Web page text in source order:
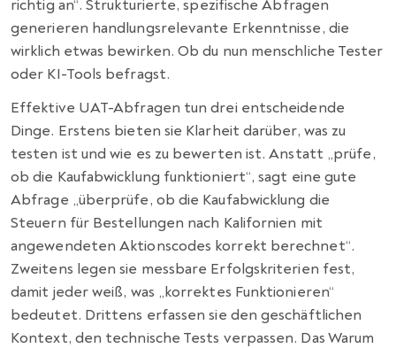
richtig an“. Strukturierte, spezifische Abfragen
generieren handlungsrelevante Erkenntnisse, die
wirklich etwas bewirken. Ob du nun menschliche Tester
oder KI-Tools befragst.
Effektive UAT-Abfragen tun drei entscheidende
Dinge. Erstens bieten sie Klarheit darüber, was zu
testen ist und wie es zu bewerten ist. Anstatt „prüfe,
ob die Kaufabwicklung funktioniert“, sagt eine gute
Abfrage „überprüfe, ob die Kaufabwicklung die
Steuern für Bestellungen nach Kalifornien mit
angewendeten Aktionscodes korrekt berechnet“.
Zweitens legen sie messbare Erfolgskriterien fest,
damit jeder weiß, was „korrektes Funktionieren“
bedeutet. Drittens erfassen sie den geschäftlichen
Kontext, den technische Tests verpassen. Das Warum